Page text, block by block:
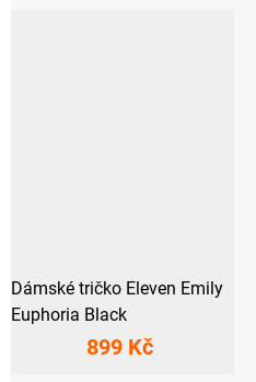
Dámské tričko Eleven Emily
Euphoria Black
899 Kč